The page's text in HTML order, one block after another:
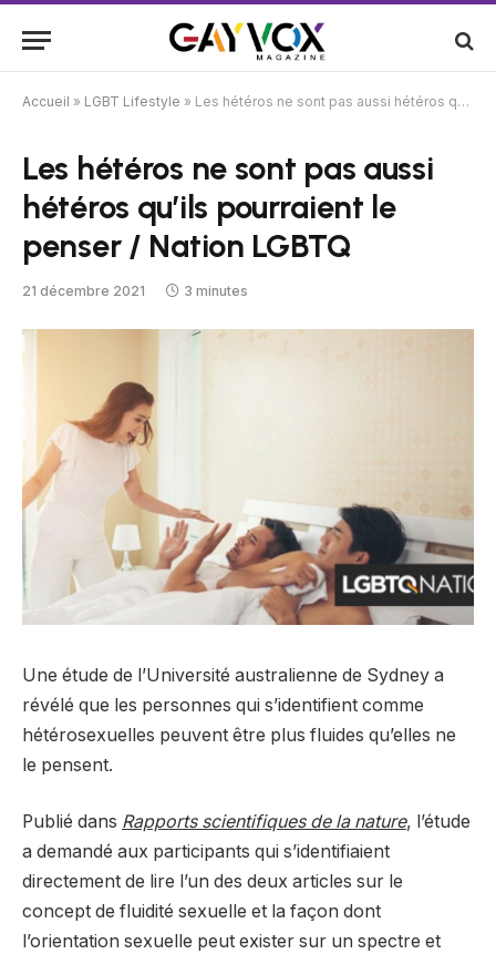
Accueil » LGBT Lifestyle » Les hétéros ne sont pas aussi hétéros qu’ils pourraient le penser / Nation LGBTQ
Les hétéros ne sont pas aussi
hétéros qu’ils pourraient le
penser / Nation LGBTQ
21 décembre 2021 3 minutes
Une étude de l’Université australienne de Sydney a
révélé que les personnes qui s’identifient comme
hétérosexuelles peuvent être plus fluides qu’elles ne
le pensent.
Publié dans Rapports scientifiques de la nature, l’étude
a demandé aux participants qui s’identifiaient
directement de lire l’un des deux articles sur le
concept de fluidité sexuelle et la façon dont
l’orientation sexuelle peut exister sur un spectre et